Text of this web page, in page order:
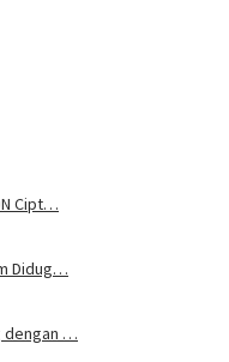
Cipt…
Didug…
dengan …